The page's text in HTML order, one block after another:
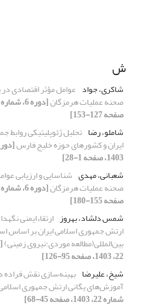
ش
شاکری، جواد عوامل مؤثر اقتصادی در
صحنه عملیات هرمزگان
صفحه 127-153]
شاملو، رضا تحلیل ژئوپلیتیکی روابط
ایران و کشورهای حوزه خلیج فارس
1403، صفحه 1-28]
شعبانی، مهدی شناسایی و ارزیابی
صحنه عملیات هرمزگان
صفحه 155-180]
شمس دلشاد، بهروز ارتقاءایمنی
ارتش جمهوری اسلامی ایران بر اساس
بین‌المللی(مطالعه موردی:نیروی زمینی)
22، 1403، صفحه 95-126]
شیخ، علیرضا بهینه‌سازی نقش فراده
آموزش‌های یگانی ارتش جمهوری
شماره 22، 1403، صفحه 45-68]